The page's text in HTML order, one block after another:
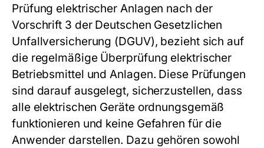
Prüfung elektrischer Anlagen nach der
Vorschrift 3 der Deutschen Gesetzlichen
Unfallversicherung (DGUV), bezieht sich auf
die regelmäßige Überprüfung elektrischer
Betriebsmittel und Anlagen. Diese Prüfungen
sind darauf ausgelegt, sicherzustellen, dass
alle elektrischen Geräte ordnungsgemäß
funktionieren und keine Gefahren für die
Anwender darstellen. Dazu gehören sowohl